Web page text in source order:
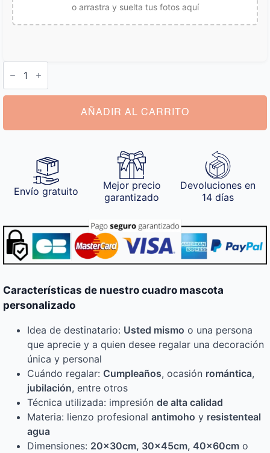
o arrastra y suelta tus fotos aquí
Cuadro
Mascota
Personalizado
cantidad
AÑADIR AL CARRITO
Envío gratuito
Mejor precio
garantizado
Devoluciones en
14 días
Características de nuestro cuadro mascota
personalizado
Idea de destinatario: Usted mismo o una persona
que aprecie y a quien desee regalar una decoración
única y personal
Cuándo regalar: Cumpleaños, ocasión romántica,
jubilación, entre otros
Técnica utilizada: impresión de alta calidad
Materia: lienzo profesional antimoho y resistenteal
agua
Dimensiones: 20x30cm, 30x45cm, 40x60cm o